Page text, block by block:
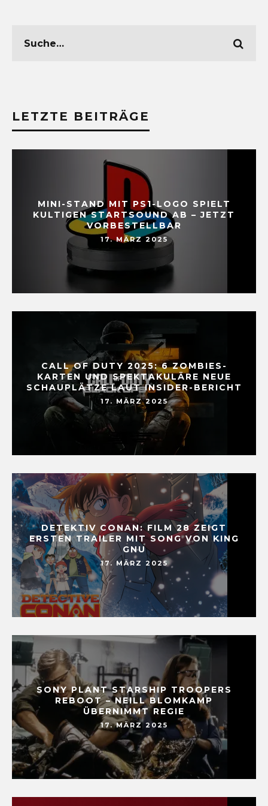
LETZTE BEITRÄGE
MINI-STAND MIT PS1-LOGO SPIELT
KULTIGEN STARTSOUND AB – JETZT
VORBESTELLBAR
17. MÄRZ 2025
CALL OF DUTY 2025: 6 ZOMBIES-
KARTEN UND SPEKTAKULÄRE NEUE
SCHAUPLÄTZE LAUT INSIDER-BERICHT
17. MÄRZ 2025
DETEKTIV CONAN: FILM 28 ZEIGT
ERSTEN TRAILER MIT SONG VON KING
GNU
17. MÄRZ 2025
SONY PLANT STARSHIP TROOPERS
REBOOT – NEILL BLOMKAMP
ÜBERNIMMT REGIE
17. MÄRZ 2025